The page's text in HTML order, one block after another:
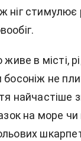
ніг стимулює
в місті,
босоніж не
найчастіше
на море